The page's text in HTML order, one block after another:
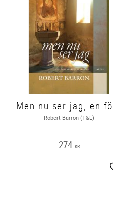
till i favoriter
Robert Barron (T&L)
274 KR